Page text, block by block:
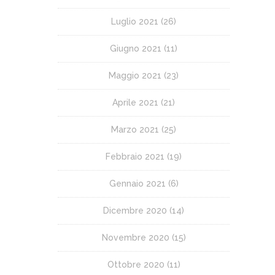
Luglio 2021 (26)
Giugno 2021 (11)
Maggio 2021 (23)
Aprile 2021 (21)
Marzo 2021 (25)
Febbraio 2021 (19)
Gennaio 2021 (6)
Dicembre 2020 (14)
Novembre 2020 (15)
Ottobre 2020 (11)